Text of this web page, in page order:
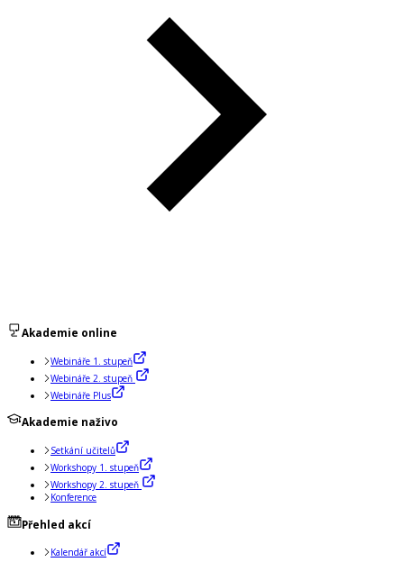
Akademie online
Webináře 1. stupeň
Webináře 2. stupeň
Webináře Plus
Akademie naživo
Setkání učitelů
Workshopy 1. stupeň
Workshopy 2. stupeň
Konference
Přehled akcí
Kalendář akcí